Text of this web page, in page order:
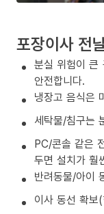
포장이사 전
분실 위험이 큰
안전합니다.
냉장고 음식은
세탁물/침구는
PC/콘솔 같은
두면 설치가 훨
반려동물/아이
이사 동선 확보